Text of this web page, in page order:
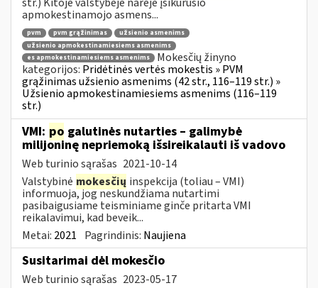
apmokestinamojo asmens...
pvm pvm grąžinimas
užsienio asmenims
užsienio apmokestinamiesiems asmenims
es apmokestinamiesiems asmenims
Mokesčių žinyno
kategorijos: Pridėtinės vertės mokestis » PVM
grąžinimas užsienio asmenims (42 str., 116–119 str.) »
Užsienio apmokestinamiesiems asmenims (116–119
str.)
VMI: po galutinės nutarties – galimybė
milijoninę nepriemoką išsireikalauti iš vadovo
Web turinio sąrašas 2021-10-14
Valstybinė mokesčių inspekcija (toliau – VMI)
informuoja, jog neskundžiama nutartimi
pasibaigusiame teisminiame ginče pritarta VMI
reikalavimui, kad beveik...
Metai: 2021 Pagrindinis: Naujiena
Susitarimai dėl mokesčio
Web turinio sąrašas 2023-05-17